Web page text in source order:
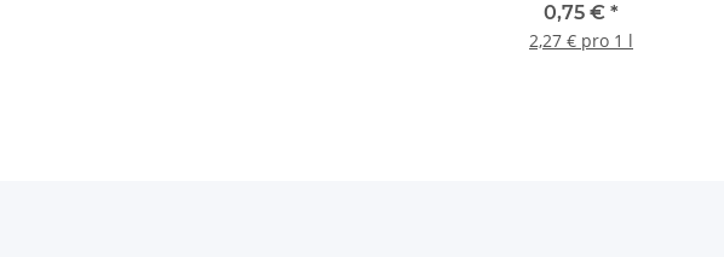
0,75 € *
2,27 € pro 1 l